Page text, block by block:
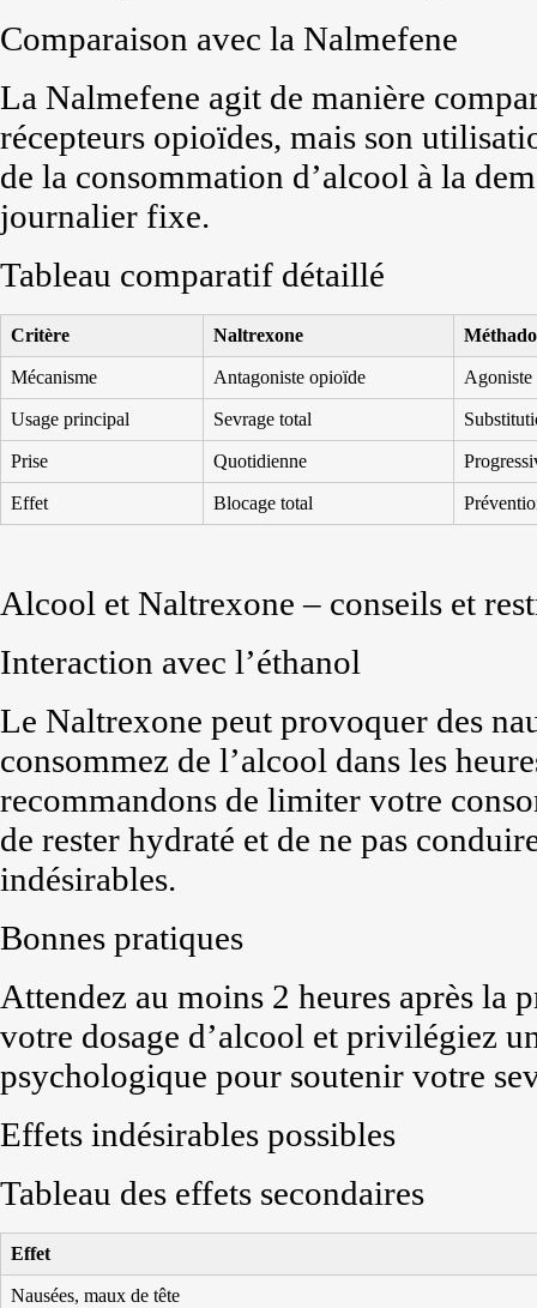
Comparaison avec la Nalmefene
La Nalmefene agit de manière
récepteurs opioïdes, mais son
de la consommation d’alcool à la
journalier fixe.
Tableau comparatif détaillé
Critère Naltrexone
Mécanisme Antagoniste opioïde Agoniste
Usage principal Sevrage total
Prise Quotidienne
Effet Blocage total
Alcool et Naltrexone – conseils et
Interaction avec l’éthanol
Le Naltrexone peut provoquer des
consommez de l’alcool dans les
recommandons de limiter votre
de rester hydraté et de ne pas
indésirables.
Bonnes pratiques
Attendez au moins 2 heures après la
votre dosage d’alcool et privilégiez
psychologique pour soutenir votre
Effets indésirables possibles
Tableau des effets secondaires
Effet
Nausées, maux de tête